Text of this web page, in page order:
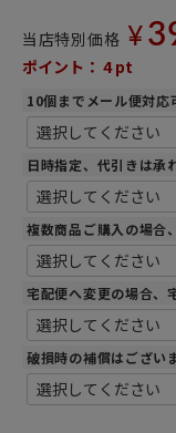
当店特別価格 ¥
ポイント： 4 pt
10個までメール便対応
日時指定、代引きは承
複数商品ご購入の場合
宅配便へ変更の場合、
破損時の補償はござい